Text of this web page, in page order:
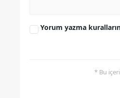
Yorum yazma
* Bu